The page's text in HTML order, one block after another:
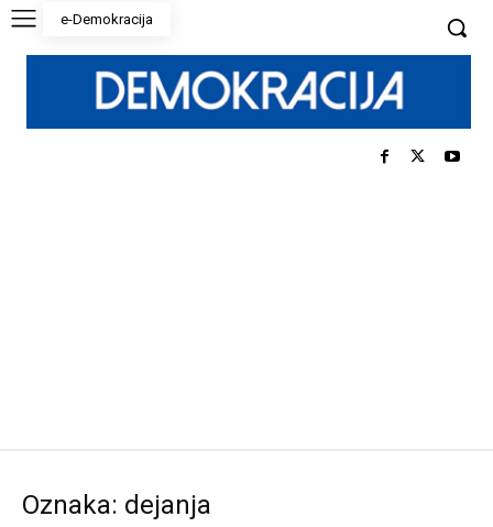
e-Demokracija
Oznaka: dejanja